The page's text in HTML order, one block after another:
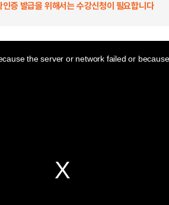
증 발급을 위해서는 수강신청이 필요합니다
the server or network failed or